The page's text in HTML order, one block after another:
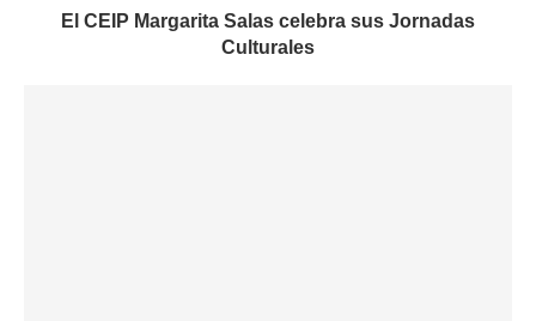
El CEIP Margarita Salas celebra sus Jornadas
Culturales